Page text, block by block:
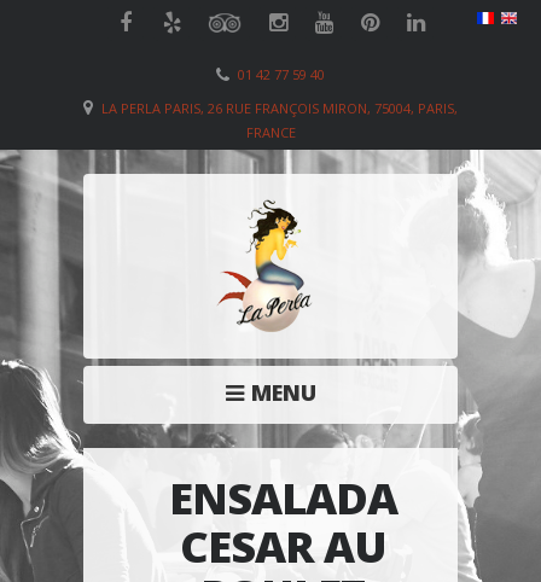
01 42 77 59 40
LA PERLA PARIS, 26 RUE FRANÇOIS MIRON, 75004, PARIS,
FRANCE
MENU
ENSALADA
CESAR AU